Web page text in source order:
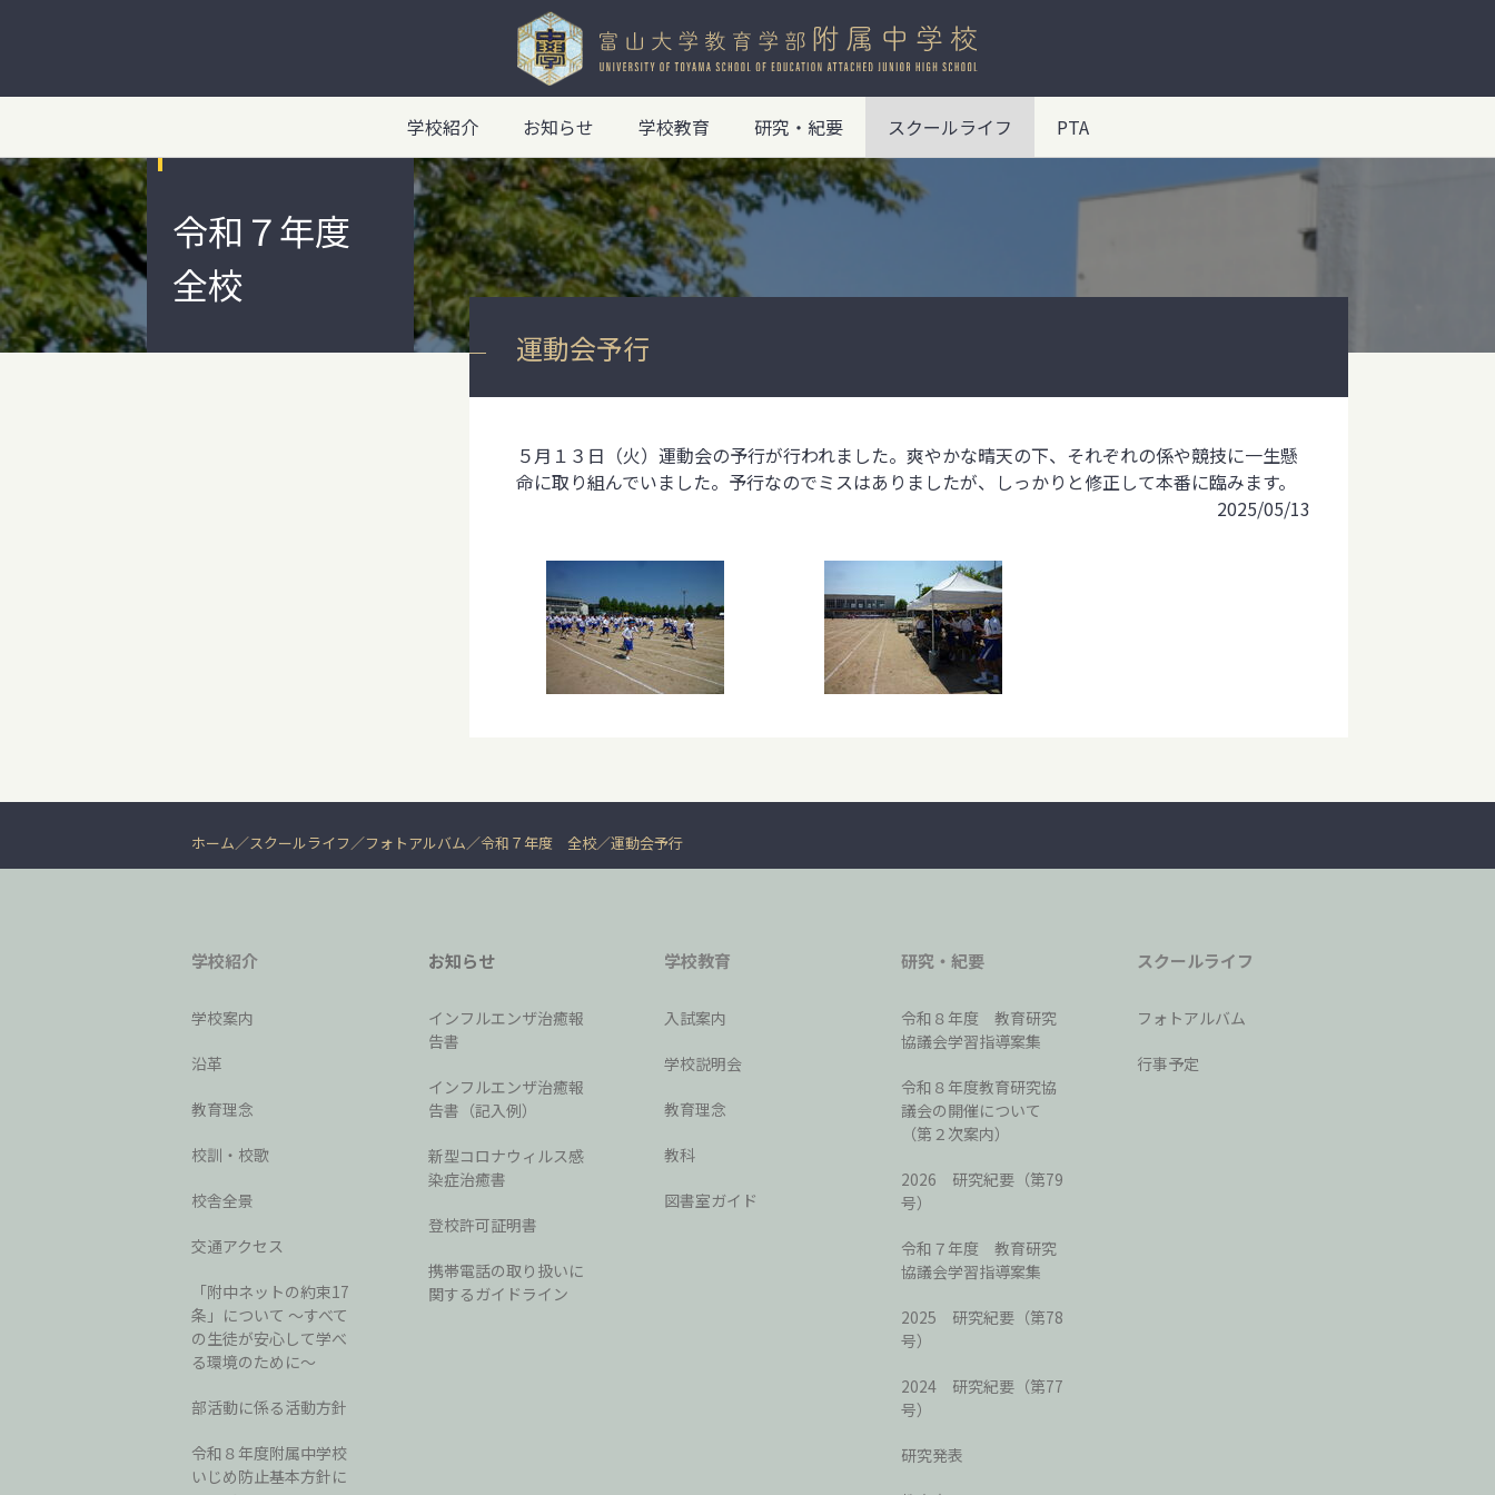
学校紹介 お知らせ 学校教育 研究・紀要 スクールライフ PTA
令和７年度
全校
運動会予行
５月１３日（火）運動会の予行が行われました。爽やかな晴天の下、それぞれの係や競技に一生懸
命に取り組んでいました。予行なのでミスはありましたが、しっかりと修正して本番に臨みます。
2025/05/13
ホーム スクールライフ フォトアルバム 令和７年度 全校 運動会予行
学校紹介
学校案内
沿革
教育理念
校訓・校歌
校舎全景
交通アクセス
「附中ネットの約束17
条」について 〜すべて
の生徒が安心して学べ
る環境のために〜
部活動に係る活動方針
令和８年度附属中学校
いじめ防止基本方針に
お知らせ
インフルエンザ治癒報
告書
インフルエンザ治癒報
告書（記入例）
新型コロナウィルス感
染症治癒書
登校許可証明書
携帯電話の取り扱いに
関するガイドライン
学校教育
入試案内
学校説明会
教育理念
教科
図書室ガイド
研究・紀要
令和８年度 教育研究
協議会学習指導案集
令和８年度教育研究協
議会の開催について
（第２次案内）
2026 研究紀要（第79
号）
令和７年度 教育研究
協議会学習指導案集
2025 研究紀要（第78
号）
2024 研究紀要（第77
号）
研究発表
スクールライフ
フォトアルバム
行事予定